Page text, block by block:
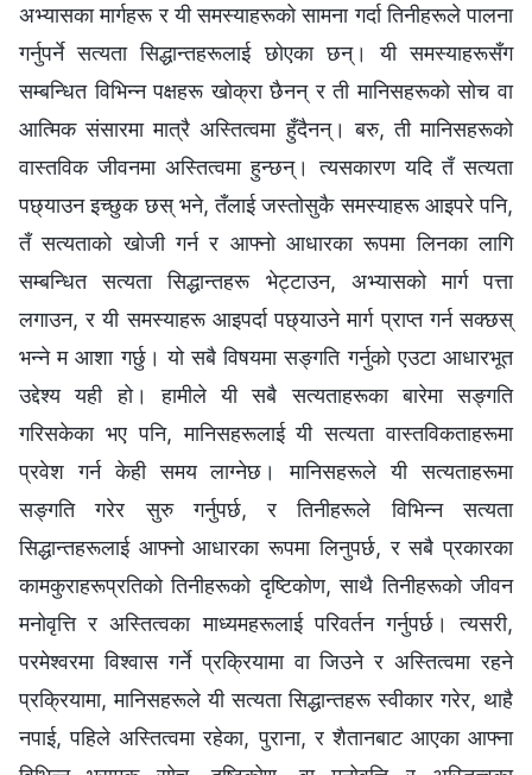
अभ्यासका मार्गहरू र यी समस्याहरूको सामना गर्दा तिनीहरूले पालना
गर्नुपर्ने सत्यता सिद्धान्तहरूलाई छोएका छन्। यी समस्याहरूसँग
सम्बन्धित विभिन्‍न पक्षहरू खोक्रा छैनन् र ती मानिसहरूको सोच वा
आत्मिक संसारमा मात्रै अस्तित्वमा हुँदैनन्। बरु, ती मानिसहरूको
वास्तविक जीवनमा अस्तित्वमा हुन्छन्। त्यसकारण यदि तँ सत्यता
पछ्याउन इच्छुक छस् भने, तँलाई जस्तोसुकै समस्याहरू आइपरे पनि,
तँ सत्यताको खोजी गर्न र आफ्नो आधारका रूपमा लिनका लागि
सम्बन्धित सत्यता सिद्धान्तहरू भेट्टाउन, अभ्यासको मार्ग पत्ता
लगाउन, र यी समस्याहरू आइपर्दा पछ्याउने मार्ग प्राप्त गर्न सक्छस्
भन्‍ने म आशा गर्छु। यो सबै विषयमा सङ्गति गर्नुको एउटा आधारभूत
उद्देश्य यही हो। हामीले यी सबै सत्यताहरूका बारेमा सङ्गति
गरिसकेका भए पनि, मानिसहरूलाई यी सत्यता वास्तविकताहरूमा
प्रवेश गर्न केही समय लाग्नेछ। मानिसहरूले यी सत्यताहरूमा
सङ्गति गरेर सुरु गर्नुपर्छ, र तिनीहरूले विभिन्‍न सत्यता
सिद्धान्तहरूलाई आफ्नो आधारका रूपमा लिनुपर्छ, र सबै प्रकारका
कामकुराहरूप्रतिको तिनीहरूको दृष्टिकोण, साथै तिनीहरूको जीवन
मनोवृत्ति र अस्तित्वका माध्यमहरूलाई परिवर्तन गर्नुपर्छ। त्यसरी,
परमेश्‍वरमा विश्‍वास गर्ने प्रक्रियामा वा जिउने र अस्तित्वमा रहने
प्रक्रियामा, मानिसहरूले यी सत्यता सिद्धान्तहरू स्वीकार गरेर, थाहै
नपाई, पहिले अस्तित्वमा रहेका, पुराना, र शैतानबाट आएका आफ्ना